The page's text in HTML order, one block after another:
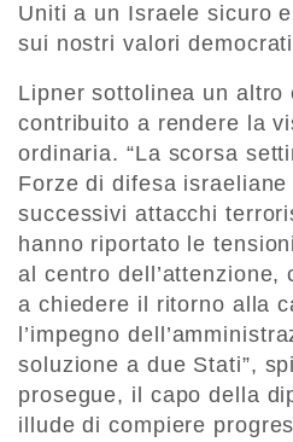
Uniti a un Israele sicuro
sui nostri valori
Lipner sottolinea un altro
contribuito a rendere la
ordinaria. “La scorsa
Forze di difesa
successivi attacchi
hanno riportato le
al centro dell’attenzione,
a chiedere il ritorno alla
l’impegno
soluzione a due Stati”,
prosegue, il capo della
illude di compiere